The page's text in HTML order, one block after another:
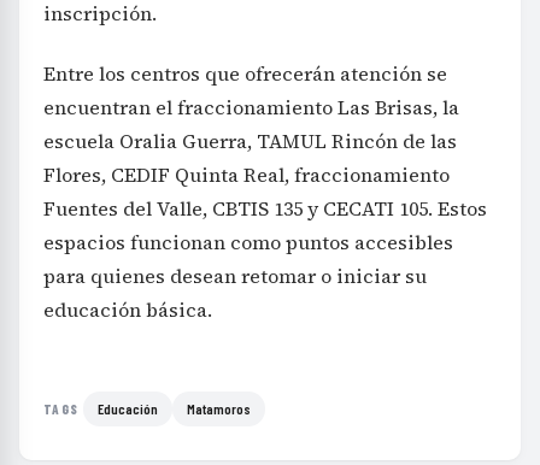
inscripción.
Entre los centros que ofrecerán atención se
encuentran el fraccionamiento Las Brisas, la
escuela Oralia Guerra, TAMUL Rincón de las
Flores, CEDIF Quinta Real, fraccionamiento
Fuentes del Valle, CBTIS 135 y CECATI 105. Estos
espacios funcionan como puntos accesibles
para quienes desean retomar o iniciar su
educación básica.
TAGS Educación Matamoros